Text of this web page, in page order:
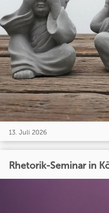
13. Juli 2026
Rhetorik-Seminar in